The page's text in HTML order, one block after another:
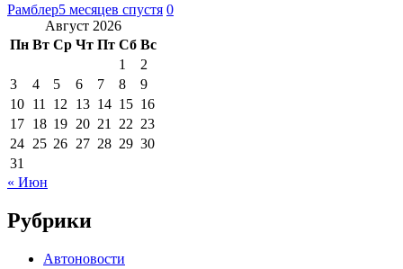
Рамблер5 месяцев спустя 0
Август 2026
Пн Вт Ср Чт Пт Сб Вс
1
2
3
4 5 6 7 8
9
10 11 12 13 14 15 16
17 18 19 20 21 22 23
24 25 26 27 28 29 30
31
« Июн
Рубрики
Автоновости